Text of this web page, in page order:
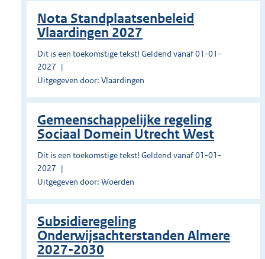
Nota Standplaatsenbeleid
Vlaardingen 2027
Dit is een toekomstige tekst! Geldend vanaf 01-01-
2027
Uitgegeven door: Vlaardingen
Gemeenschappelijke regeling
Sociaal Domein Utrecht West
Dit is een toekomstige tekst! Geldend vanaf 01-01-
2027
Uitgegeven door: Woerden
Subsidieregeling
Onderwijsachterstanden Almere
2027-2030